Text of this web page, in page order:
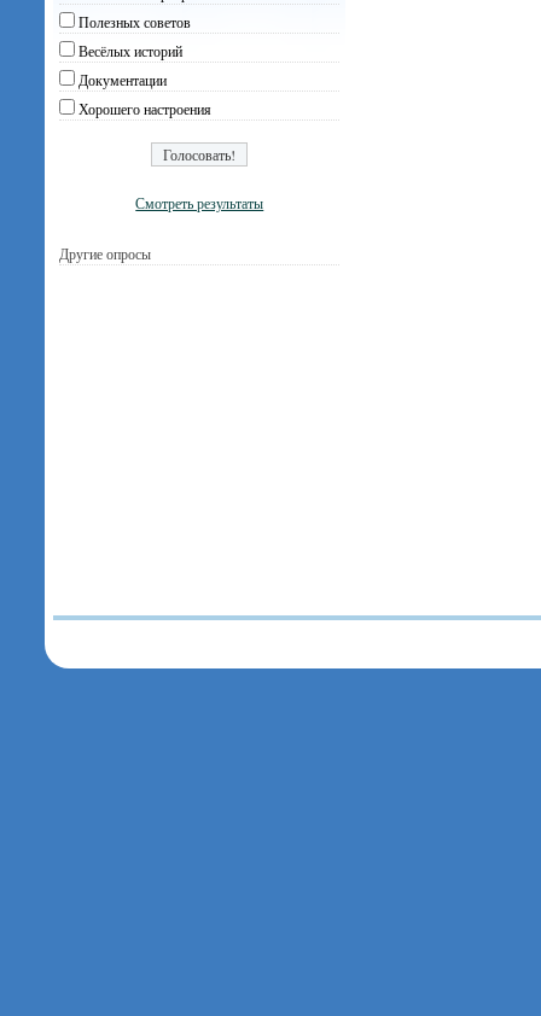
Полезных советов
Весёлых историй
Документации
Хорошего настроения
Смотреть результаты
Другие опросы